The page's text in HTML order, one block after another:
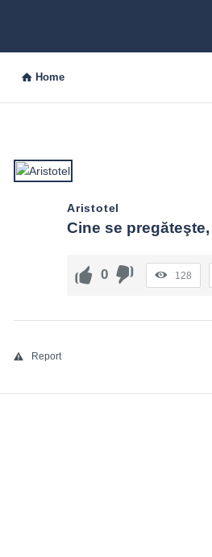
Home
Aristotel
Cine se pregăteşte,
0 128
Report